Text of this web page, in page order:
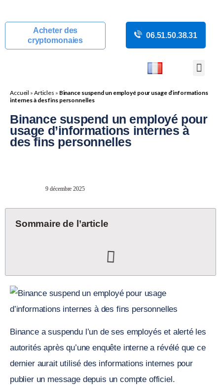
Acheter des
cryptomonaies
06.51.50.38.31
Accueil » Articles » Binance suspend un employé pour usage d’informations
internes à des fins personnelles
Binance suspend un employé pour
usage d’informations internes à
des fins personnelles
9 décembre 2025
Sommaire de l’article
Binance a suspendu l’un de ses employés et alerté les
autorités après qu’une enquête interne a révélé que ce
dernier aurait utilisé des informations internes pour
publier un message depuis un compte officiel.